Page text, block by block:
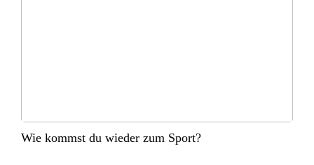
Wie kommst du wieder zum Sport?